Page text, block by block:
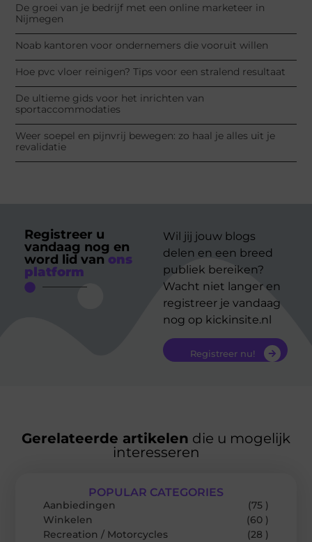
De groei van je bedrijf met een online marketeer in
Nijmegen
Noab kantoren voor ondernemers die vooruit willen
Hoe pvc vloer reinigen? Tips voor een stralend resultaat
De ultieme gids voor het inrichten van
sportaccommodaties
Weer soepel en pijnvrij bewegen: zo haal je alles uit je
revalidatie
Registreer u
vandaag nog en
word lid van ons
platform
Wil jij jouw blogs
delen en een breed
publiek bereiken?
Wacht niet langer en
registreer je vandaag
nog op kickinsite.nl
Registreer nu!
Gerelateerde artikelen die u mogelijk
interesseren
POPULAR CATEGORIES
Aanbiedingen
(75 )
Winkelen
(60 )
Recreation / Motorcycles
(28 )